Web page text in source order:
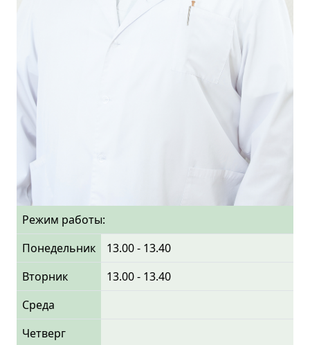
Режим работы:
Понедельник
13.00 - 13.40
Вторник
13.00 - 13.40
Среда
Четверг